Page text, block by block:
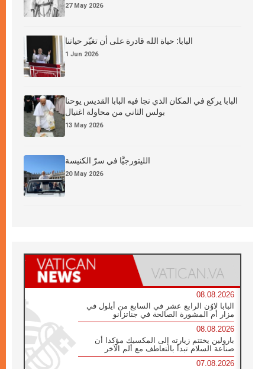
27 May 2026
البابا: حياة الله قادرة على أن تغيّر حياتنا
1 Jun 2026
البابا يركع في المكان الذي نجا فيه البابا القديس يوحنا
بولس الثاني من محاولة اغتيال
13 May 2026
الليتورجيَّا في سرّ الكنيسة
20 May 2026
08.08.2026
البابا لاوُن الرابع عشر في السابع من أيلول في
مزار أم المشورة الصالحة في جناتزانو
08.08.2026
بارولين يختتم زيارته إلى المكسيك مؤكدا أن
صناعة السلام تبدأ بالتعاطف مع ألم الآخر
07.08.2026